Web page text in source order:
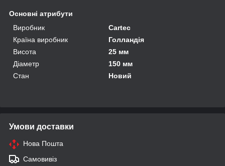
Основні атрибути
Виробник
Cartec
Країна виробник
Голландія
Висота
25 мм
Діаметр
150 мм
Стан
Новий
Умови доставки
Нова Пошта
Самовивіз